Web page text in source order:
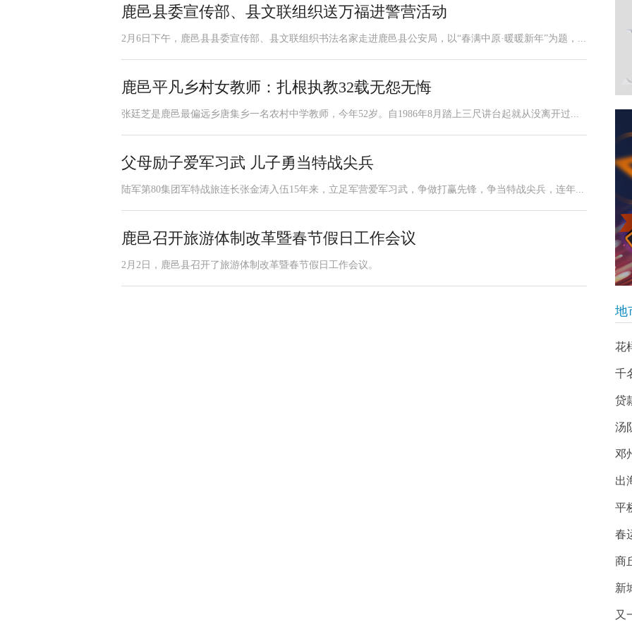
鹿邑县委宣传部、县文联组织送万福进警营活动
2月6日下午，鹿邑县县委宣传部、县文联组织书法名家走进鹿邑县公安局，以“春满中原·暖暖新年”为题，...
鹿邑平凡乡村女教师：扎根执教32载无怨无悔
张廷芝是鹿邑最偏远乡唐集乡一名农村中学教师，今年52岁。自1986年8月踏上三尺讲台起就从没离开过...
父母励子爱军习武 儿子勇当特战尖兵
陆军第80集团军特战旅连长张金涛入伍15年来，立足军营爱军习武，争做打赢先锋，争当特战尖兵，连年...
鹿邑召开旅游体制改革暨春节假日工作会议
2月2日，鹿邑县召开了旅游体制改革暨春节假日工作会议。
地
花
千
贷
汤
邓
出
平
春
商
新
又